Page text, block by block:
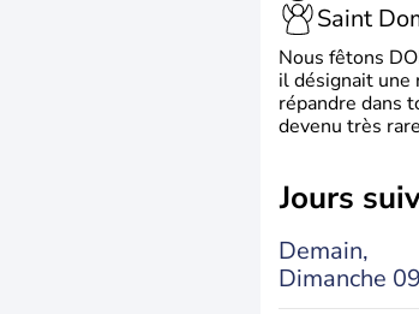
Saint
Nous fêtons
il désignait une
répandre dans
devenu très
jours
Demain,
Dimanche 09